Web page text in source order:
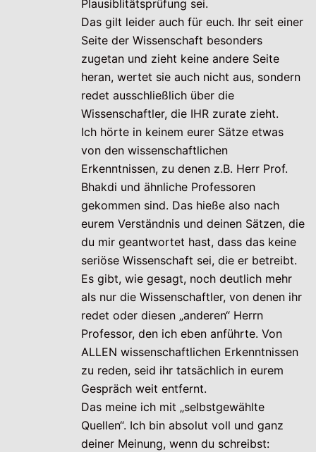
Plausiblitätsprüfung sei.
Das gilt leider auch für euch. Ihr seit einer
Seite der Wissenschaft besonders
zugetan und zieht keine andere Seite
heran, wertet sie auch nicht aus, sondern
redet ausschließlich über die
Wissenschaftler, die IHR zurate zieht.
Ich hörte in keinem eurer Sätze etwas
von den wissenschaftlichen
Erkenntnissen, zu denen z.B. Herr Prof.
Bhakdi und ähnliche Professoren
gekommen sind. Das hieße also nach
eurem Verständnis und deinen Sätzen, die
du mir geantwortet hast, dass das keine
seriöse Wissenschaft sei, die er betreibt.
Es gibt, wie gesagt, noch deutlich mehr
als nur die Wissenschaftler, von denen ihr
redet oder diesen „anderen“ Herrn
Professor, den ich eben anführte. Von
ALLEN wissenschaftlichen Erkenntnissen
zu reden, seid ihr tatsächlich in eurem
Gespräch weit entfernt.
Das meine ich mit „selbstgewählte
Quellen“. Ich bin absolut voll und ganz
deiner Meinung, wenn du schreibst: